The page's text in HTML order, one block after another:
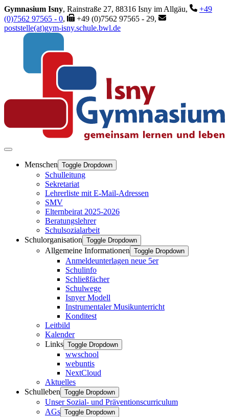
Gymnasium Isny, Rainstraße 27, 88316 Isny im Allgäu,
+49
(0)7562 97565 - 0,
+49 (0)7562 97565 - 29,
poststelle(at)gym-isny.schule.bwl.de
Menschen Toggle Dropdown
Schulleitung
Sekretariat
Lehrerliste mit E-Mail-Adressen
SMV
Elternbeirat 2025-2026
Beratungslehrer
Schulsozialarbeit
Schulorganisation Toggle Dropdown
Allgemeine Informationen Toggle Dropdown
Anmeldeunterlagen neue 5er
Schulinfo
Schließfächer
Schulwege
Isnyer Modell
Instrumentaler Musikunterricht
Konditest
Leitbild
Kalender
Links Toggle Dropdown
wwschool
webuntis
NextCloud
Aktuelles
Schulleben Toggle Dropdown
Unser Sozial- und Präventionscurriculum
AGs Toggle Dropdown